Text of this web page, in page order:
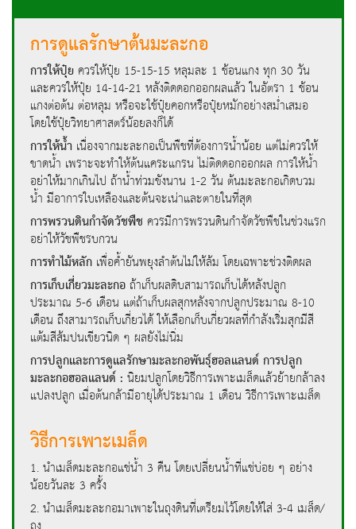
การดูแลรักษาต้นมะละกอ
การให้ปุ๋ยควรให้ปุ๋ย 15-15-15 หลุมละ 1 ช้อนแกง ทุก 30 วัน
และควรให้ปุ๋ย 14-14-21 หลังติดดอกออกผลแล้ว ในอัตรา 1 ช้อน
แกงต่อต้น ต่อหลุม หรือจะใช้ปุ๋ยคอกหรือปุ๋ยหมักอย่างสม่ำเสมอ
โดยใช้ปุ๋ยวิทยาศาสตร์น้อยลงก็ได้
การให้น้ำ เนื่องจากมะละกอเป็นพืชที่ต้องการน้ำน้อย แต่ไม่ควรให้
ขาดน้ำ เพราะจะทำให้ต้นแคระแกรน ไม่ติดดอกออกผล การให้น้ำ
อย่าให้มากเกินไป ถ้าน้ำท่วมขังนาน 1-2 วัน ต้นมะละกอเกิดบวม
น้ำ มีอาการใบเหลืองและต้นจะเน่าและตายในที่สุด
การพรวนดินกำจัดวัชพืช ควรมีการพรวนดินกำจัดวัชพืชในช่วงแรก
อย่าให้วัชพืชรบกวน
การทำไม้หลัก เพื่อค้ำยันพยุงลำต้นไม่ให้ล้ม โดยเฉพาะช่วงติดผล
การเก็บเกี่ยวมะละกอถ้าเก็บผลดิบสามารถเก็บได้หลังปลูก
ประมาณ 5-6 เดือน แต่ถ้าเก็บผลสุกหลังจากปลูกประมาณ 8-10
เดือน ถึงสามารถเก็บเกี่ยวได้ ให้เลือกเก็บเกี่ยวผลที่กำลังเริ่มสุกมีสี
แต้มสีส้มปนเขียวนิด ๆ ผลยังไม่นิ่ม
การปลูกและการดูแลรักษามะละกอพันธุ์ฮอลแลนด์ การปลูก
มะละกอฮอลแลนด์ : นิยมปลูกโดยวิธีการเพาะเมล็ดแล้วย้ายกล้าลง
แปลงปลูก เมื่อต้นกล้ามีอายุได้ประมาณ 1 เดือน วิธีการเพาะเมล็ด
วิธีการเพาะเมล็ด
1. นำเมล็ดมะละกอแช่น้ำ 3 คืน โดยเปลี่ยนน้ำที่แช่บ่อย ๆ อย่าง
น้อยวันละ 3 ครั้ง
2. นำเมล็ดมะละกอมาเพาะในถุงดินที่เตรียมไว้โดยให้ใส่ 3-4 เมล็ด/